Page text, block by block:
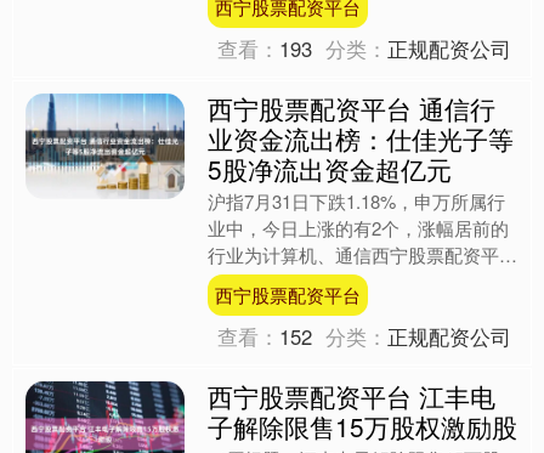
窗口即将关....
西宁股票配资平台
查看： 193 分类： 正规配资公司
西宁股票配资平台 通信行
业资金流出榜：仕佳光子等
5股净流出资金超亿元
沪指7月31日下跌1.18%，申万所属行
业中，今日上涨的有2个，涨幅居前的
行业为计算机、通信西宁股票配资平
台，涨幅分别为0.39%、0.06%。通信
行业位居今日....
西宁股票配资平台
查看： 152 分类： 正规配资公司
西宁股票配资平台 江丰电
子解除限售15万股权激励股